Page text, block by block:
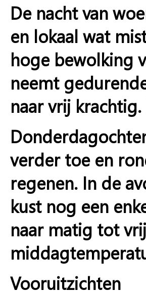
De nacht van
en lokaal wat
hoge bewolking
neemt
naar vrij
verder toe en
regenen. In de
kust nog een
naar matig tot
Vooruitzichten